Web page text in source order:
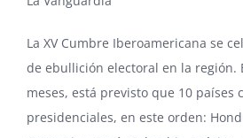
La XV Cumbre Iberoamericana se
de ebullición electoral en la región.
meses, está previsto que 10 países
presidenciales, en este orden: